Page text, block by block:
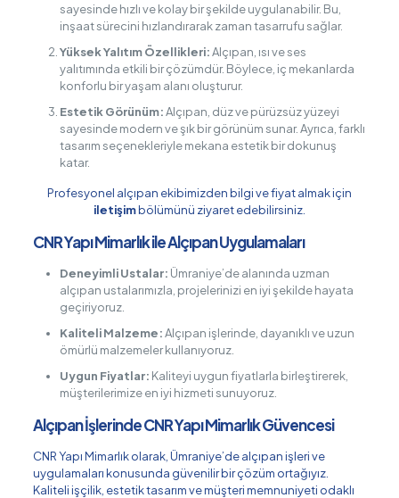
sayesinde hızlı ve kolay bir şekilde uygulanabilir. Bu,
inşaat sürecini hızlandırarak zaman tasarrufu sağlar.
Yüksek Yalıtım Özellikleri:Alçıpan, ısı ve ses
yalıtımında etkili bir çözümdür. Böylece, iç mekanlarda
konforlu bir yaşam alanı oluşturur.
Estetik Görünüm:Alçıpan, düz ve pürüzsüz yüzeyi
sayesinde modern ve şık bir görünüm sunar. Ayrıca, farklı
tasarım seçenekleriyle mekana estetik bir dokunuş
katar.
Profesyonel alçıpan ekibimizden bilgi ve fiyat almak için
iletişimbölümünü ziyaret edebilirsiniz.
CNR Yapı Mimarlık ile Alçıpan Uygulamaları
Deneyimli Ustalar: Ümraniye’de alanında uzman
alçıpan ustalarımızla, projelerinizi en iyi şekilde hayata
geçiriyoruz.
Kaliteli Malzeme:Alçıpan işlerinde, dayanıklı ve uzun
ömürlü malzemeler kullanıyoruz.
Uygun Fiyatlar: Kaliteyi uygun fiyatlarla birleştirerek,
müşterilerimize en iyi hizmeti sunuyoruz.
Alçıpan İşlerinde CNR Yapı Mimarlık Güvencesi
CNR Yapı Mimarlık olarak, Ümraniye’de alçıpan işleri ve
uygulamaları konusunda güvenilir bir çözüm ortağıyız.
Kaliteli işçilik, estetik tasarım ve müşteri memnuniyeti odaklı